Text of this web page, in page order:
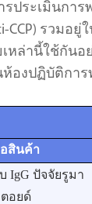
ประเมินการ
CCP) รวม
เหล่านี้ใช้กัน
องปฏิบัติกา
สินค้า
IgG ปัจจัยรูมา
ตอยด์